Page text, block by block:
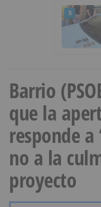
5
Barrio
que la
responde
no a la
proyecto